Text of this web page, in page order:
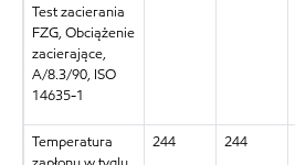
Test zacierania
FZG, Obciążenie
zacierające,
A/8.3/90, ISO
14635-1
Temperatura
244 244